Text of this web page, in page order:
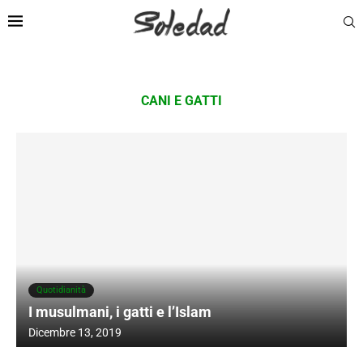
CANI E GATTI
Quotidianità
I musulmani, i gatti e l’Islam
Dicembre 13, 2019